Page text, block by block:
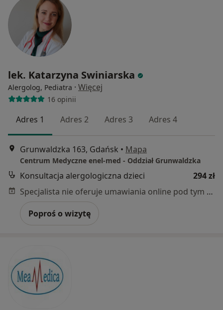
lek. Katarzyna Swiniarska
Alergolog, Pediatra · Więcej
16 opinii
Adres 1 Adres 2 Adres 3 Adres 4
Grunwaldzka 163, Gdańsk • Mapa
Centrum Medyczne enel-med - Oddział Grunwaldzka
Konsultacja alergologiczna dzieci
294 zł
Specjalista nie oferuje umawiania online pod tym adresem.
Poproś o wizytę